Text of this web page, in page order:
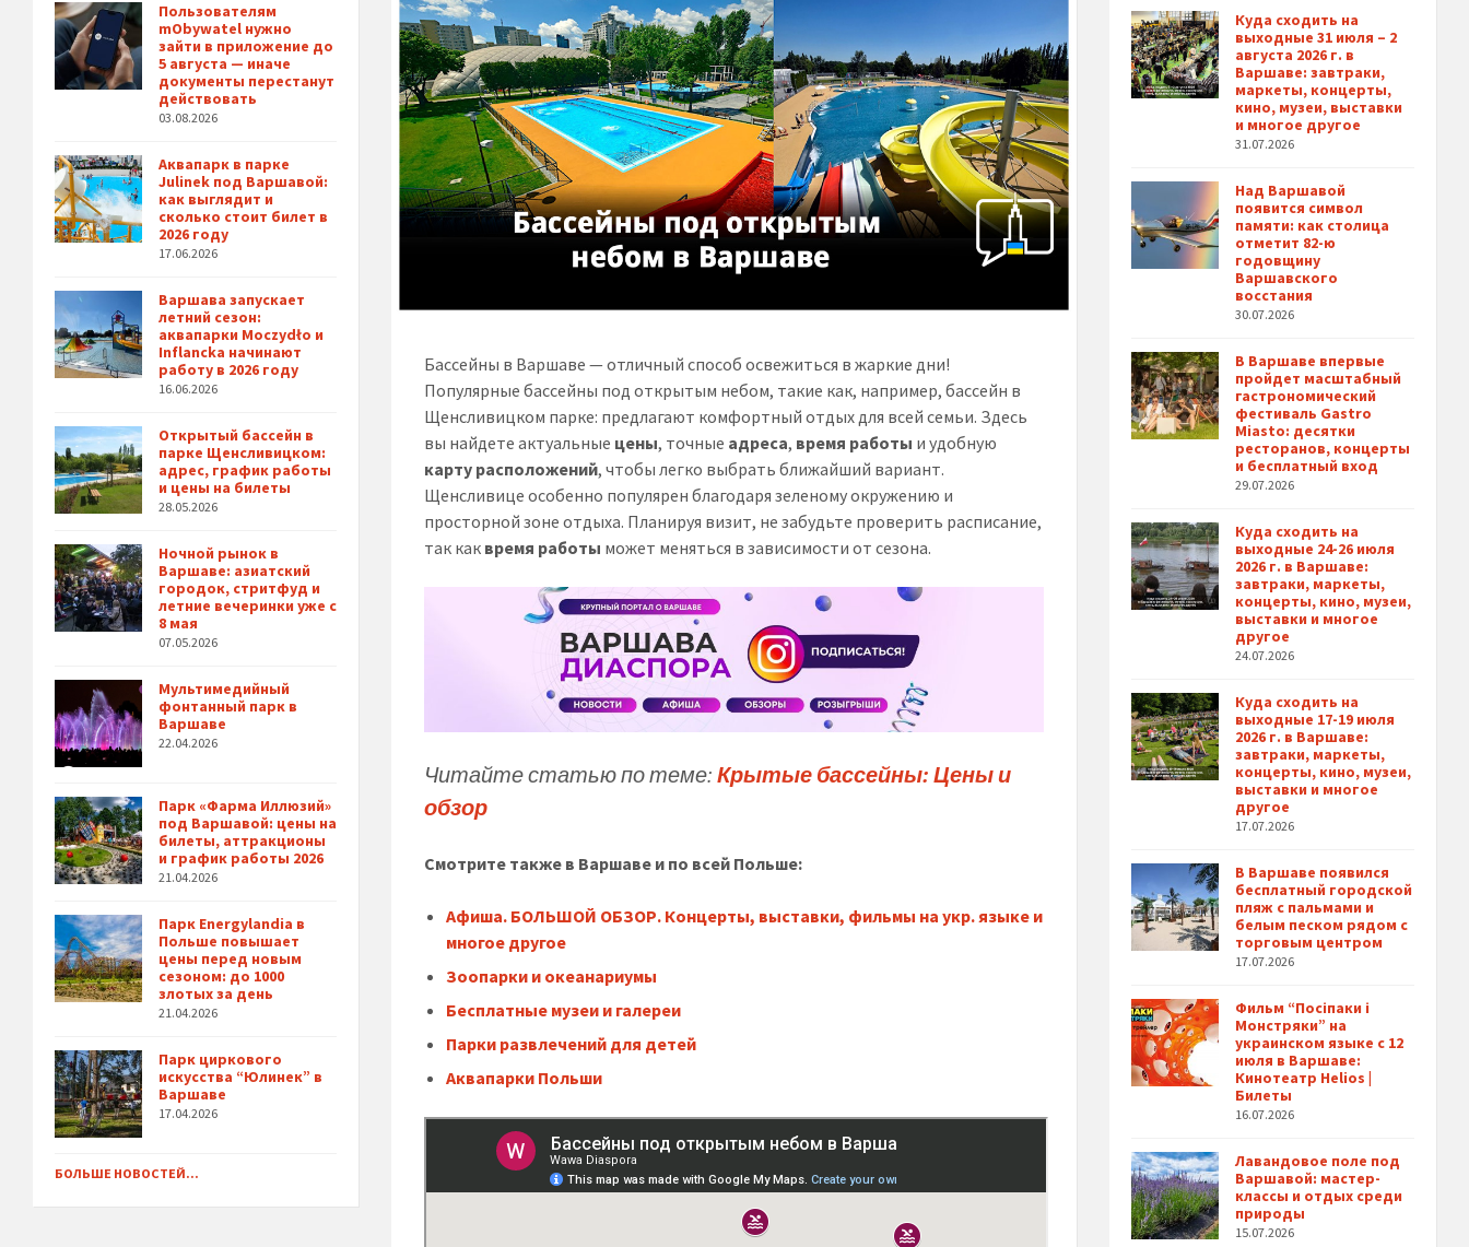
Бассейны в Варшаве — отличный способ освежиться в жаркие дни!
Популярные бассейны под открытым небом, такие как, например, бассейн в
Щенсливицком парке: предлагают комфортный отдых для всей семьи. Здесь
вы найдете актуальные цены, точные адреса, время работы и удобную
карту расположений, чтобы легко выбрать ближайший вариант.
Щенсливице особенно популярен благодаря зеленому окружению и
просторной зоне отдыха. Планируя визит, не забудьте проверить расписание,
так как время работы может меняться в зависимости от сезона.
Читайте статью по теме:Крытые бассейны: Цены и
обзор
Смотрите также в Варшаве и по всей Польше:
Афиша. БОЛЬШОЙ ОБЗОР. Концерты, выставки, фильмы на укр. языке и
многое другое
Зоопарки и океанариумы
Бесплатные музеи и галереи
Парки развлечений для детей
Аквапарки Польши
Пользователям
mObywatel нужно
зайти в приложение до
5 августа — иначе
документы перестанут
действовать
03.08.2026
Аквапарк в парке
Julinek под Варшавой:
как выглядит и
сколько стоит билет в
2026 году
17.06.2026
Варшава запускает
летний сезон:
аквапарки Moczydło и
Inflancka начинают
работу в 2026 году
16.06.2026
Открытый бассейн в
парке Щенсливицком:
адрес, график работы
и цены на билеты
28.05.2026
Ночной рынок в
Варшаве: азиатский
городок, стритфуд и
летние вечеринки уже с
8 мая
07.05.2026
Мультимедийный
фонтанный парк в
Варшаве
22.04.2026
Парк «Фарма Иллюзий»
под Варшавой: цены на
билеты, аттракционы
и график работы 2026
21.04.2026
Парк Energylandia в
Польше повышает
цены перед новым
сезоном: до 1000
злотых за день
21.04.2026
Парк циркового
искусства “Юлинек” в
Варшаве
17.04.2026
БОЛЬШЕ НОВОСТЕЙ...
Куда сходить на
выходные 31 июля – 2
августа 2026 г. в
Варшаве: завтраки,
маркеты, концерты,
кино, музеи, выставки
и многое другое
31.07.2026
Над Варшавой
появится символ
памяти: как столица
отметит 82-ю
годовщину
Варшавского
восстания
30.07.2026
В Варшаве впервые
пройдет масштабный
гастрономический
фестиваль Gastro
Miasto: десятки
ресторанов, концерты
и бесплатный вход
29.07.2026
Куда сходить на
выходные 24-26 июля
2026 г. в Варшаве:
завтраки, маркеты,
концерты, кино, музеи,
выставки и многое
другое
24.07.2026
Куда сходить на
выходные 17-19 июля
2026 г. в Варшаве:
завтраки, маркеты,
концерты, кино, музеи,
выставки и многое
другое
17.07.2026
В Варшаве появился
бесплатный городской
пляж с пальмами и
белым песком рядом с
торговым центром
17.07.2026
Фильм “Посіпаки і
Монстряки” на
украинском языке с 12
июля в Варшаве:
Кинотеатр Helios |
Билеты
16.07.2026
Лавандовое поле под
Варшавой: мастер-
классы и отдых среди
природы
15.07.2026